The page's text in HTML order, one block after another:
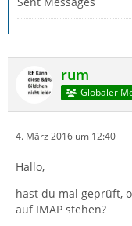
rum
Globaler
4. März 2016 um 12:40
Hallo,
hast du mal geprüft,
auf IMAP stehen?